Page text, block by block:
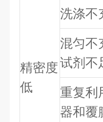
精密度
低
洗涤不
混匀不
试剂不
重复利
器和覆